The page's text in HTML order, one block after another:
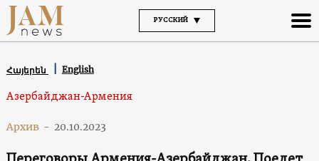
РУССКИЙ
Հայերեն English
Азербайджан-Армения
Архив - 20.10.2023